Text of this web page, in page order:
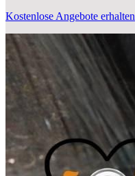
Kostenlose Angebote erhalten